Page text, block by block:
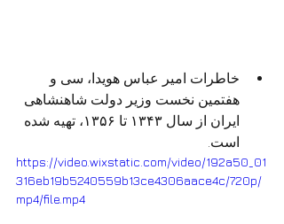
خاطرات امیر عباس هویدا، سی و
هفتمین نخست وزیر دولت شاهنشاهی
ایران از سال ۱۳۴۳ تا ۱۳۵۶، تهیه شده
است.
https://video.wixstatic.com/video/192a50_01
316eb19b5240559b13ce4306aace4c/720p/
mp4/file.mp4